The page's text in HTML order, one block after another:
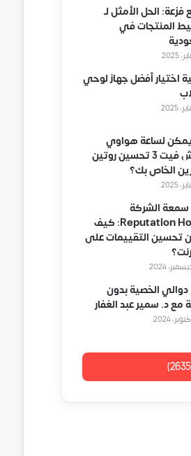
الحل الأمثل لـ
المنتجات في
اختيار أفضل جهاز لوحي
لساعة هواوي
ووتش فيت 3 تحسين روتين
الخاص بك؟
سمعة الشركة
Reputation House: كيف
تحسين التقييمات على
دوالي الخصية بدون
مع د. سمير عبد الغفار